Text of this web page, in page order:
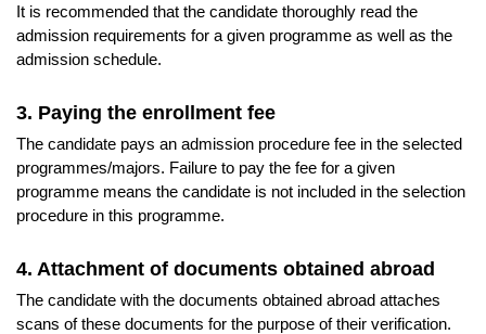
It is recommended that the candidate thoroughly read the
admission requirements for a given programme as well as the
admission schedule.
3. Paying the enrollment fee
The candidate pays an admission procedure fee in the selected
programmes/majors. Failure to pay the fee for a given
programme means the candidate is not included in the selection
procedure in this programme.
4. Attachment of documents obtained abroad
The candidate with the documents obtained abroad attaches
scans of these documents for the purpose of their verification.